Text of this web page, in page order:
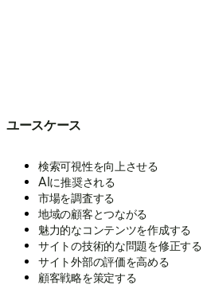
ユースケース
検索可視性を向上させる
AIに推奨される
市場を調査する
地域の顧客とつながる
魅力的なコンテンツを作成する
サイトの技術的な問題を修正する
サイト外部の評価を高める
顧客戦略を策定する